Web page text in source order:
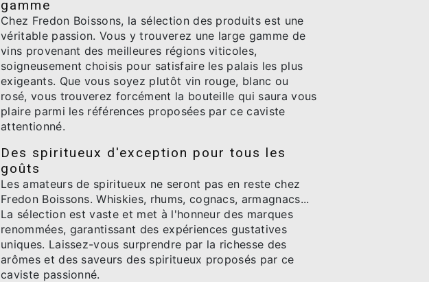
gamme
Chez Fredon Boissons, la sélection des produits est une
véritable passion. Vous y trouverez une large gamme de
vins provenant des meilleures régions viticoles,
soigneusement choisis pour satisfaire les palais les plus
exigeants. Que vous soyez plutôt vin rouge, blanc ou
rosé, vous trouverez forcément la bouteille qui saura vous
plaire parmi les références proposées par ce caviste
attentionné.
Des spiritueux d'exception pour tous les
goûts
Les amateurs de spiritueux ne seront pas en reste chez
Fredon Boissons. Whiskies, rhums, cognacs, armagnacs...
La sélection est vaste et met à l'honneur des marques
renommées, garantissant des expériences gustatives
uniques. Laissez-vous surprendre par la richesse des
arômes et des saveurs des spiritueux proposés par ce
caviste passionné.